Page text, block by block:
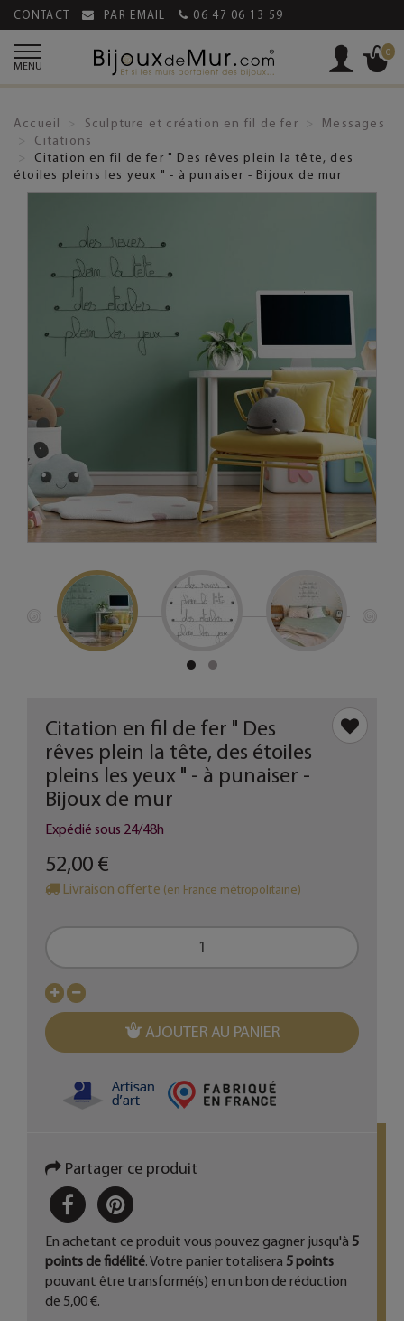
CONTACT PAR EMAIL 06 47 06 13 59
MENU
0
Accueil Sculpture et création en fil de fer
Messages
Citations
Citation en fil de fer " Des rêves plein la tête, des
étoiles pleins les yeux " - à punaiser - Bijoux de mur
Citation en fil de fer " Des
rêves plein la tête, des étoiles
pleins les yeux " - à punaiser -
Bijoux de mur
Expédié sous 24/48h
52,00 €
Livraison offerte (en France métropolitaine)
AJOUTER AU PANIER
Partager ce produit
PARTAGERPINTEREST
En achetant ce produit vous pouvez gagner jusqu'à 5
points de fidélité. Votre panier totalisera 5points
pouvant être transformé(s) en un bon de réduction
de 5,00 €.